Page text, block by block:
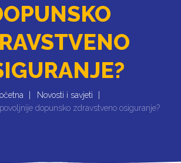
Novosti i savjeti
dopunsko zdravstveno osiguranje?